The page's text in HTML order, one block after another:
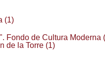
(1)
Fondo de Cultura
de la Torre (1)